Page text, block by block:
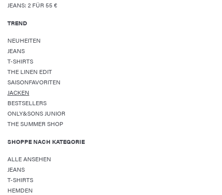
JEANS: 2 FÜR 55 €
TREND
NEUHEITEN
JEANS
T-SHIRTS
THE LINEN EDIT
SAISONFAVORITEN
JACKEN
BESTSELLERS
ONLY&SONS JUNIOR
THE SUMMER SHOP
SHOPPE NACH KATEGORIE
ALLE ANSEHEN
JEANS
T-SHIRTS
HEMDEN